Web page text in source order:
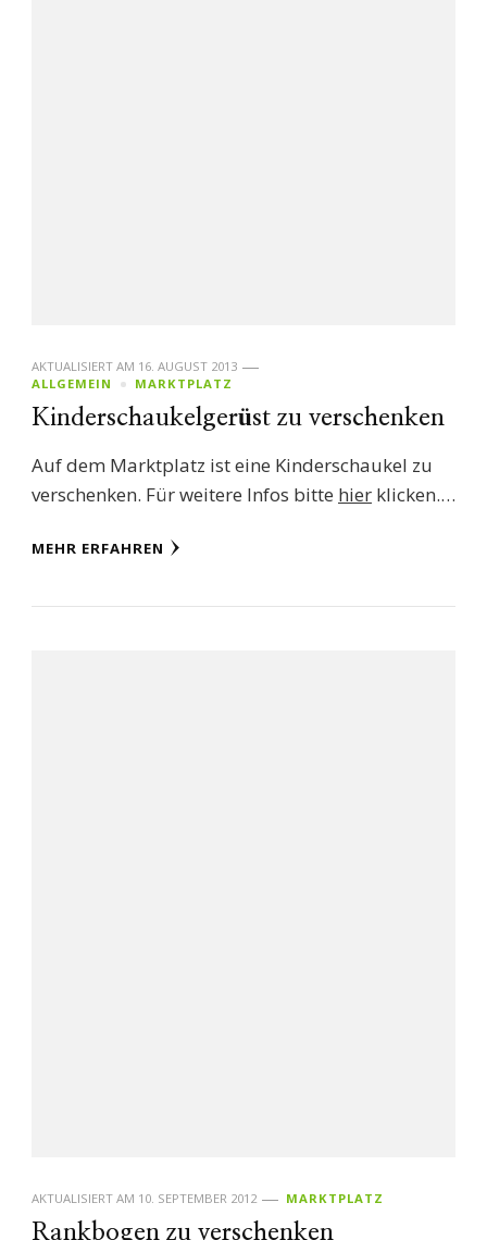
AKTUALISIERT AM 16. AUGUST 2013
ALLGEMEIN
MARKTPLATZ
Kinderschaukelgerüst zu verschenken
Auf dem Marktplatz ist eine Kinderschaukel zu
verschenken. Für weitere Infos bitte hier klicken.…
MEHR ERFAHREN
AKTUALISIERT AM 10. SEPTEMBER 2012 MARKTPLATZ
Rankbogen zu verschenken